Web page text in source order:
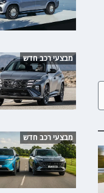
מבצעי רכב חדש
מבצעי רכב חדש